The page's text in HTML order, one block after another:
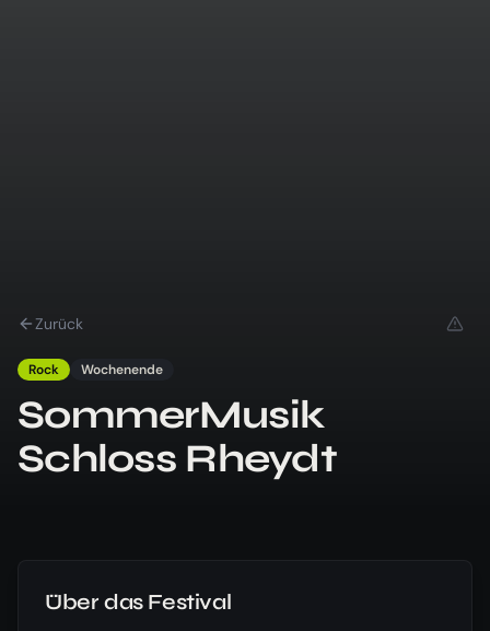
Zurück
Rock Wochenende
SommerMusik
Schloss Rheydt
Über das Festival